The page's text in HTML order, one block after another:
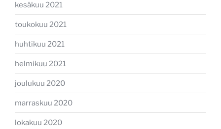
kesäkuu 2021
toukokuu 2021
huhtikuu 2021
helmikuu 2021
joulukuu 2020
marraskuu 2020
lokakuu 2020